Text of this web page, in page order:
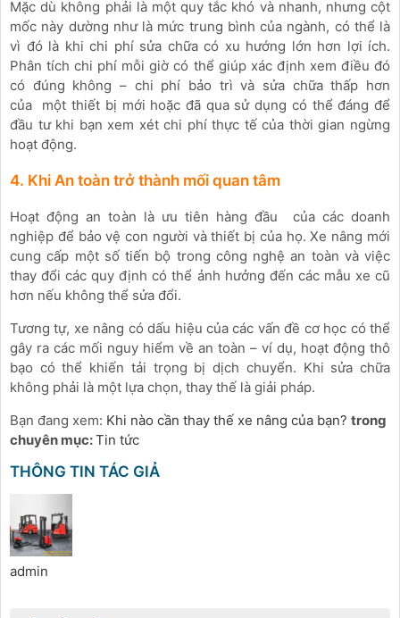
Mặc dù không phải là một quy tắc khó và nhanh, nhưng cột
mốc này dường như là mức trung bình của ngành, có thể là
vì đó là khi chi phí sửa chữa có xu hướng lớn hơn lợi ích.
Phân tích chi phí mỗi giờ có thể giúp xác định xem điều đó
có đúng không – chi phí bảo trì và sửa chữa thấp hơn
của một thiết bị mới hoặc đã qua sử dụng có thể đáng để
đầu tư khi bạn xem xét chi phí thực tế của thời gian ngừng
hoạt động.
4. Khi An toàn trở thành mối quan tâm
Hoạt động an toàn là ưu tiên hàng đầu của các doanh
nghiệp để bảo vệ con người và thiết bị của họ. Xe nâng mới
cung cấp một số tiến bộ trong công nghệ an toàn và việc
thay đổi các quy định có thể ảnh hưởng đến các mẫu xe cũ
hơn nếu không thể sửa đổi.
Tương tự, xe nâng có dấu hiệu của các vấn đề cơ học có thể
gây ra các mối nguy hiểm về an toàn – ví dụ, hoạt động thô
bạo có thể khiến tải trọng bị dịch chuyển. Khi sửa chữa
không phải là một lựa chọn, thay thế là giải pháp.
Bạn đang xem: Khi nào cần thay thế xe nâng của bạn? trong
chuyên mục:Tin tức
THÔNG TIN TÁC GIẢ
admin